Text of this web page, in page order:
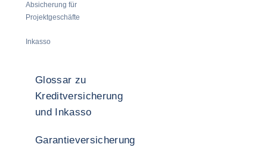
Absicherung für
Projektgeschäfte
Inkasso
Glossar zu
Kreditversicherung
und Inkasso
Garantieversicherung